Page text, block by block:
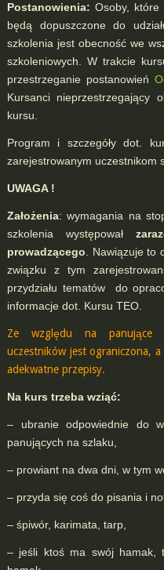
Postanowienia: Osoby, które
będą dopuszczone do
szkolenia jest obecność we
szkoleniowych. W trakcie
przestrzeganie postanowień
Kursanci nieprzestrzegający
kursu.
Program i szczegóły dot.
zarejestrowanym uczestnikom
UWAGA !
Założenia: wymagania na
szkolenia występował
prowadzącego . Nawiązuje
związku z tym
przydziału tematów do
informacje dot. Kursu TEO.
Ze względu na panujące
uczestników jest ograniczona, a
adekwatne przepisy.
Na kurs trzeba wziąć:
– ubranie odpowiednie do
panujących na szlaku,
– prowiant na dwa dni, w tym
– przyda się coś do pisania i
– śpiwór, karimata, tarp,
– jeśli ktoś ma swój hamak,